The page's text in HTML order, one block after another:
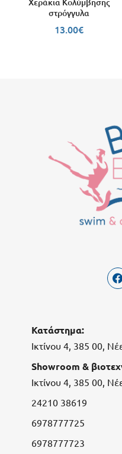
στρόγγυλα
13.00€
Κατάστημα:
Ικτίνου 4, 385 00,
Showroom &
Ικτίνου 4, 385 00,
24210 38619
6978777725
6978777723